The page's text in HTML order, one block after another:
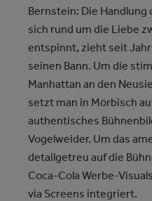
Bernstein: Die Handlung
sich rund um die Liebe
entspinnt, zieht seit
seinen Bann. Um die
Manhattan an den
setzt man in Mörbisch
authentisches
Vogelweider. Um das
detailgetreu auf die
Coca-Cola Werbe-
via Screens integriert.